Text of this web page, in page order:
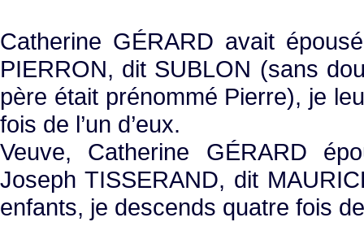
Catherine GÉRARD avait
PIERRON, dit SUBLON (sans
père était prénommé Pierre), je
fois de l’un d’eux.
Veuve, Catherine GÉRARD
Joseph TISSERAND, dit
enfants, je descends quatre fois de